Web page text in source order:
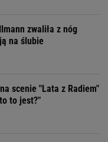
zwaliła z nóg
na ślubie
scenie "Lata z Radiem"
to jest?"